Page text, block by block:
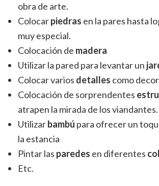
obra de arte.
Colocarpiedras en la pares hasta
muy especial.
Colocación de madera
Utilizar la pared para levantar un
Colocar varios detalles como
Colocación de sorprendentes
atrapen la mirada de los viandantes.
Utilizarbambú para ofrecer un
la estancia
Pintar las paredes en diferentes
Etc.